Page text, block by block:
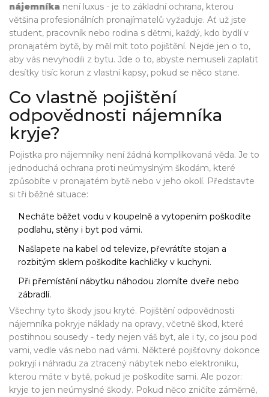
nájemníka není luxus - je to základní ochrana, kterou
většina profesionálních pronajímatelů vyžaduje. Ať už jste
student, pracovník nebo rodina s dětmi, každý, kdo bydlí v
pronajatém bytě, by měl mít toto pojištění. Nejde jen o to,
aby vás nevyhodili z bytu. Jde o to, abyste nemuseli zaplatit
desítky tisíc korun z vlastní kapsy, pokud se něco stane.
Co vlastně pojištění
odpovědnosti nájemníka
kryje?
Pojistka pro nájemníky není žádná komplikovaná věda. Je to
jednoduchá ochrana proti neúmyslným škodám, které
způsobíte v pronajatém bytě nebo v jeho okolí. Představte
si tři běžné situace:
Necháte běžet vodu v koupelně a vytopením poškodíte
podlahu, stěny i byt pod vámi.
Našlapete na kabel od televize, převrátíte stojan a
rozbitým sklem poškodíte kachličky v kuchyni.
Při přemístění nábytku náhodou zlomíte dveře nebo
zábradlí.
Všechny tyto škody jsou kryté. Pojištění odpovědnosti
nájemníka pokryje náklady na opravy, včetně škod, které
postihnou sousedy - tedy nejen váš byt, ale i ty, co jsou pod
vami, vedle vás nebo nad vámi. Některé pojišťovny dokonce
pokryjí i náhradu za ztracený nábytek nebo elektroniku,
kterou máte v bytě, pokud je poškodíte sami. Ale pozor:
kryje to jen neúmyslné škody. Pokud něco zničíte záměrně,